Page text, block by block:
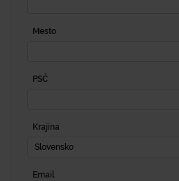
Mesto
PSČ
Krajina
Slovensko
Email